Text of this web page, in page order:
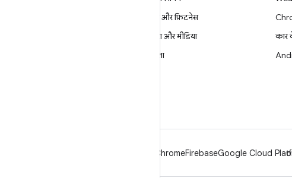
सेहत और फ़िटनेस
कैमरा और मीडिया
निजता
कार
ChromeFirebaseGoogle Cloud